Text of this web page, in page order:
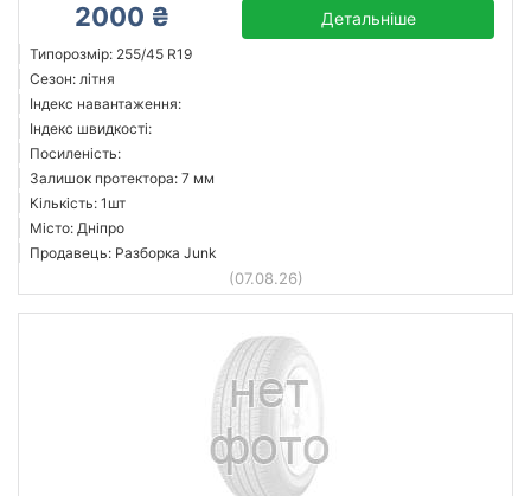
2000 ₴ Детальніше
Типорозмір: 255/45 R19
Сезон: літня
Індекс навантаження:
Індекс швидкості:
Посиленість:
Залишок протектора: 7 мм
Кількість: 1шт
Місто: Дніпро
Продавець: Разборка Junk
(07.08.26)